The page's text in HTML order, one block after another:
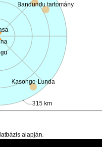
315 km
Bandundu tartomány
Kasongo-Lunda
alapján.